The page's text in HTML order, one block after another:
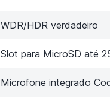
WDR/HDR verdadeiro
Slot para MicroSD até
Microfone integrado